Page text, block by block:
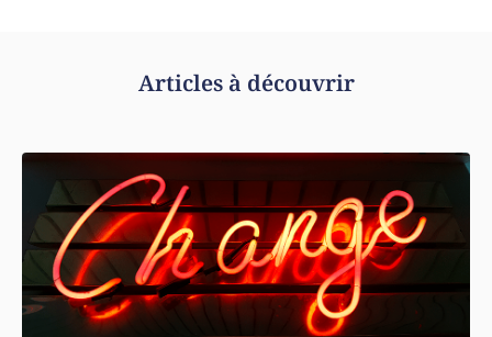
Articles à découvrir